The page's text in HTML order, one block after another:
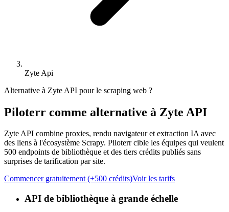
Zyte Api
Alternative à Zyte API pour le scraping web ?
Piloterr comme alternative à Zyte API
Zyte API combine proxies, rendu navigateur et extraction IA avec
des liens à l'écosystème Scrapy. Piloterr cible les équipes qui veulent
500 endpoints de bibliothèque et des tiers crédits publiés sans
surprises de tarification par site.
Commencer gratuitement (+500 crédits)Voir les tarifs
API de bibliothèque à grande échelle